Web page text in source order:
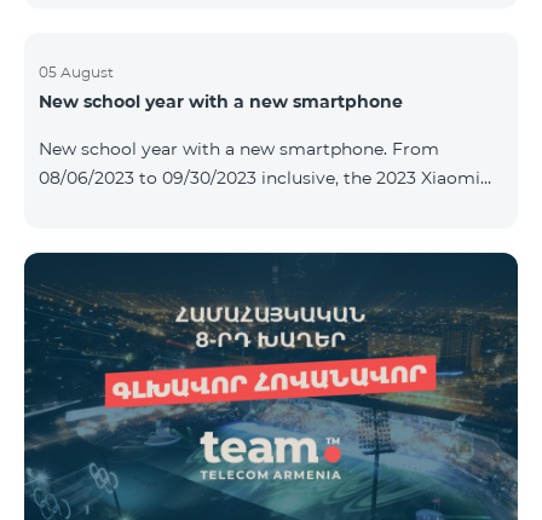
05 August
New school year with a new smartphone
New school year with a new smartphone. From
08/06/2023 to 09/30/2023 inclusive, the 2023 Xiaomi
- the 1st month is free. A smartphone can also be
purchased on credit, starting from 1250 AMD per
month. Bank charges are added to the monthly fee.
Tariff terms are below. Prepaid package Teamtok.
Monthly fee: 2500 AMD 250minutes to RA, Artsakh,
USA and Canada, Beeline Russia and Tele2 mob